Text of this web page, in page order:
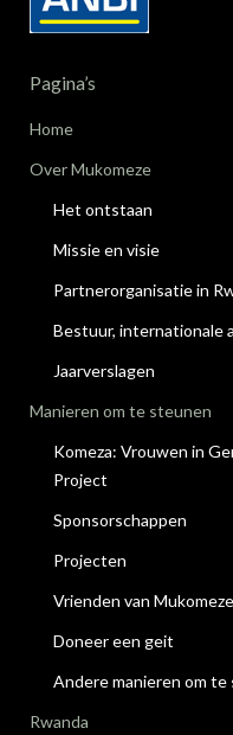
Pagina’s
Home
Over Mukomeze
Het ontstaan
Missie en visie
Partnerorganisatie in
Bestuur, internationale
Jaarverslagen
Manieren om te steunen
Komeza: Vrouwen in
Project
Sponsorschappen
Projecten
Vrienden van Mukomeze
Doneer een geit
Andere manieren om te
Rwanda